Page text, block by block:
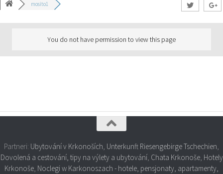
mosito1
You do not have permission to view this page
Partneri: Ubytování v Krkonoších, Unterkunft Riesengebirge Tschechien,
Dovolená a cestování, tipy na výlety a ubytování, Chata Krkonoše, Hotely
Krkonoše, Noclegi w Karkonoszach - hotele, pensjonaty, apartamenty,